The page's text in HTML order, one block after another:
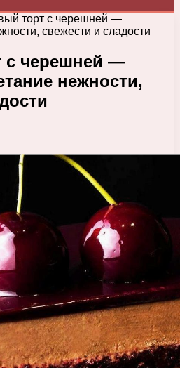
торт с черешней —
свежести и сладости
с черешней —
нежности,